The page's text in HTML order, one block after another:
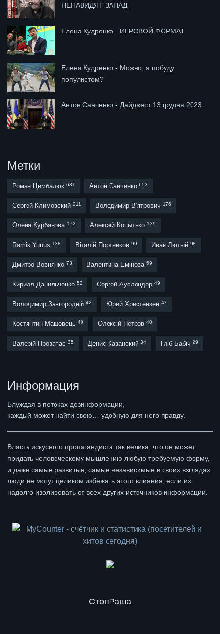
НЕНАВИДЯТ ЗАПАД
Елена Кудренко - ИГРОВОЙ ФОРМАТ
Елена Кудренко - Можно, я побуду
популистом?
Антон Санченко - Дайджест 13 грудня 2023
Метки
Роман Цимбалюк 681 Антон Санченко 653
Сергей Климовский 211 Володимир В’ятрович 176
Олена Курбанова 172 Алексей Копытько 139
Ramis Yunus 138 Віталій Портников 99 Иван Лютый 98
Дмитро Вовнянко 73 Валентина Емінова 59
Кирилл Данильченко 52 Сергей Ауслендер 49
Володимир Завгородній 42 Юрий Христензен 42
Костянтин Машовець 40 Олексій Петров 40
Валерій Прозапас 35 Денис Казанский 34 Гліб Бабіч 29
Информация
Блуждая в потоках дезинформации,
каждый может найти свою… удобную для него правду.
Власть искусного пропагандиста так велика, что он может
придать человеческому мышлению любую требуемую форму,
и даже самые развитые, самые независимые в своих взглядах
люди не могут целиком избежать этого влияния, если их
надолго изолировать от всех других источников информации.
СтопРаша